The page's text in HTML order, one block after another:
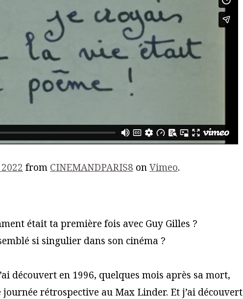
from CINEMANDPARIS8 onVimeo.
était ta première fois avec Guy Gilles ?
si singulier dans son cinéma ?
découvert en 1996, quelques mois après sa mort,
rétrospective au Max Linder. Et j’ai découvert